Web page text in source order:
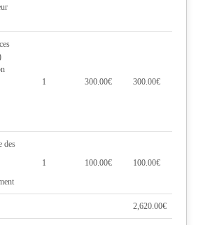
1 300.00€ 300.00€
des
1 100.00€ 100.00€
2,620.00€